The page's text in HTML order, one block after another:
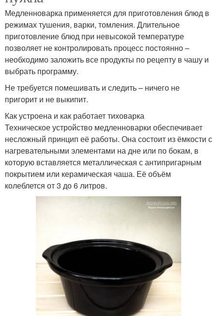
Медленноварка применяется для приготовления блюд в
режимах тушения, варки, томления. Длительное
приготовление блюд при невысокой температуре
позволяет не контролировать процесс постоянно –
необходимо заложить все продукты по рецепту в чашу и
выбрать программу.
Не требуется помешивать и следить – ничего не
пригорит и не выкипит.
Как устроена и как работает тиховарка
Техническое устройство медленноварки обеспечивает
несложный принцип её работы. Она состоит из ёмкости с
нагревательными элементами на дне или по бокам, в
которую вставляется металлическая с антипригарным
покрытием или керамическая чаша. Её объём
колеблется от 3 до 6 литров.